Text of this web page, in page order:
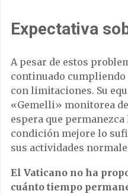
Expectativa
A pesar de estos
continuado cumpliendo
con limitaciones. Su
«Gemelli» monitorea
espera que
condición mejore lo
sus actividades
El Vaticano no ha
cuánto tiempo